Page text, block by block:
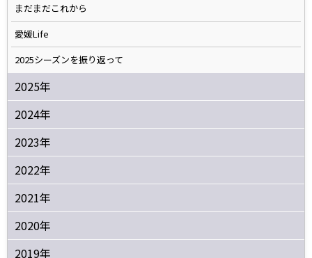
まだまだこれから
愛媛Life
2025シーズンを振り返って
2025年
2024年
2023年
2022年
2021年
2020年
2019年